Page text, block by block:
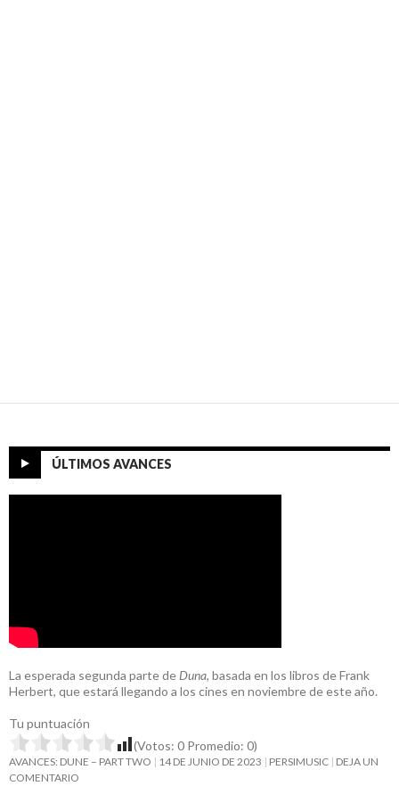
ÚLTIMOS AVANCES
La esperada segunda parte de Duna, basada en los libros de Frank
Herbert, que estará llegando a los cines en noviembre de este año.
Tu puntuación
(Votos: 0 Promedio: 0)
AVANCES: DUNE – PART TWO 14 DE JUNIO DE 2023 PERSIMUSIC DEJA UN
COMENTARIO